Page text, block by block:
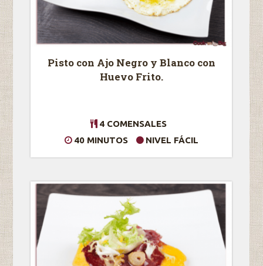
Pisto con Ajo Negro y Blanco con
Huevo Frito.
4 COMENSALES
40 MINUTOS
NIVEL FÁCIL